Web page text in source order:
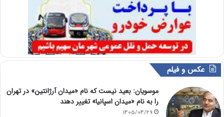
عکس و فیلم
موسویان: بعید نیست که نام «میدان آرژانتین» در تهران
را به نام «میدان اسپانیا» تغییر دهند
1405/04/29